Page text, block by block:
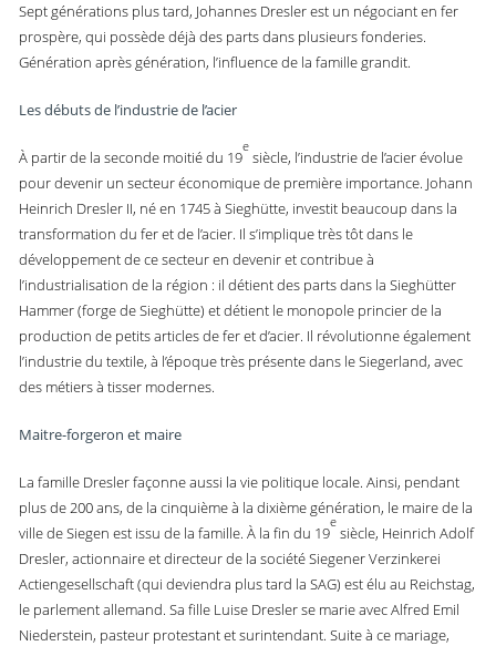
Sept générations plus tard, Johannes Dresler est un négociant en fer
prospère, qui possède déjà des parts dans plusieurs fonderies.
Génération après génération, l’influence de la famille grandit.
Les débuts de l’industrie de l’acier
À partir de la seconde moitié du 19
e
siècle, l’industrie de l’acier évolue
pour devenir un secteur économique de première importance. Johann
Heinrich Dresler II, né en 1745 à Sieghütte, investit beaucoup dans la
transformation du fer et de l’acier. Il s’implique très tôt dans le
développement de ce secteur en devenir et contribue à
l’industrialisation de la région : il détient des parts dans la Sieghütter
Hammer (forge de Sieghütte) et détient le monopole princier de la
production de petits articles de fer et d’acier. Il révolutionne également
l’industrie du textile, à l’époque très présente dans le Siegerland, avec
des métiers à tisser modernes.
Maitre-forgeron et maire
La famille Dresler façonne aussi la vie politique locale. Ainsi, pendant
plus de 200 ans, de la cinquième à la dixième génération, le maire de la
ville de Siegen est issu de la famille. À la fin du 19
e
siècle, Heinrich Adolf
Dresler, actionnaire et directeur de la société Siegener Verzinkerei
Actiengesellschaft (qui deviendra plus tard la SAG) est élu au Reichstag,
le parlement allemand. Sa fille Luise Dresler se marie avec Alfred Emil
Niederstein, pasteur protestant et surintendant. Suite à ce mariage,